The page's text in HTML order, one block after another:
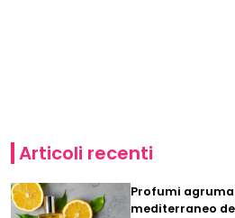
Articoli recenti
Profumi
mediterraneo